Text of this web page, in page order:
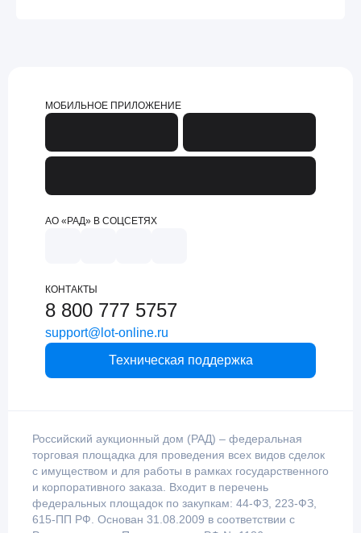
МОБИЛЬНОЕ ПРИЛОЖЕНИЕ
АО «РАД» В СОЦСЕТЯХ
КОНТАКТЫ
8 800 777 5757
support@lot-online.ru
Техническая поддержка
Российский аукционный дом (РАД) – федеральная
торговая площадка для проведения всех видов сделок
с имуществом и для работы в рамках государственного
и корпоративного заказа. Входит в перечень
федеральных площадок по закупкам: 44-ФЗ, 223-ФЗ,
615-ПП РФ. Основан 31.08.2009 в соответствии с